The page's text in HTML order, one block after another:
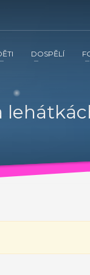
spolupráci s
vztahů v rodině
inovativní metoda
Kamarád
rodinného
organizaci, aby
DOSPĚLÍ